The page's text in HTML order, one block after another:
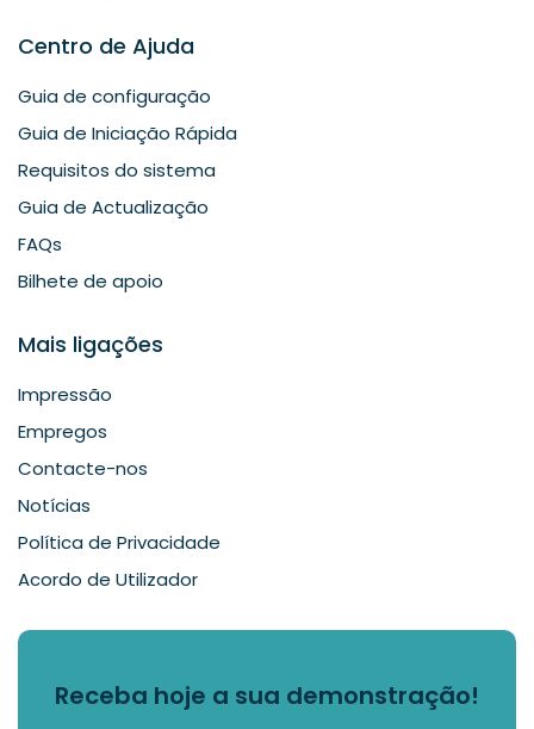
Centro de Ajuda
Guia de configuração
Guia de Iniciação Rápida
Requisitos do sistema
Guia de Actualização
FAQs
Bilhete de apoio
Mais ligações
Impressão
Empregos
Contacte-nos
Notícias
Política de Privacidade
Acordo de Utilizador
Receba hoje a sua demonstração!